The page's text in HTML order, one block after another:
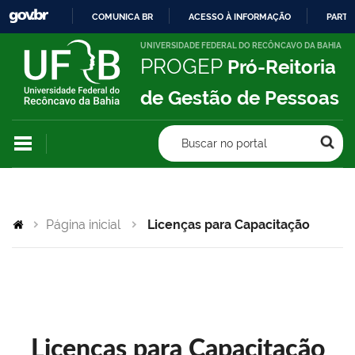
IR
PARA
CONTEÚDO
COMUNICA BR ACESSO À INFORMAÇÃO
UNIVERSIDADE FEDERAL DO RECÔNCAVO DA BAHIA
PROGEP Pró-Reitoria
de Gestão de Pessoas
Buscar no portal
Página inicial Licenças para Capacitação
Licenças para Capacitação